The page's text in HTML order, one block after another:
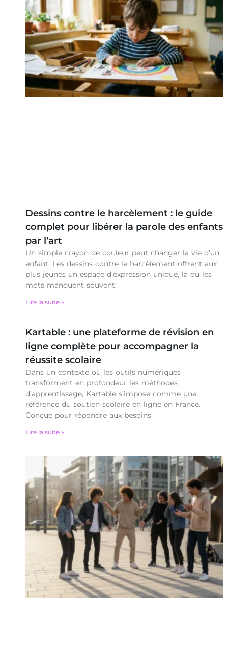
Dessins contre le harcèlement : le guide
complet pour libérer la parole des enfants
par l’art
Un simple crayon de couleur peut changer la vie d’un
enfant. Les dessins contre le harcèlement offrent aux
plus jeunes un espace d’expression unique, là où les
mots manquent souvent.
Lire la suite »
Kartable : une plateforme de révision en
ligne complète pour accompagner la
réussite scolaire
Dans un contexte où les outils numériques
transforment en profondeur les méthodes
d’apprentissage, Kartable s’impose comme une
référence du soutien scolaire en ligne en France.
Conçue pour répondre aux besoins
Lire la suite »